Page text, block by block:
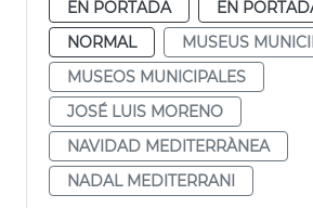
EN PORTADA
EN
NORMAL
MUSEUS
MUSEOS MUNICIPALES
JOSÉ LUIS MORENO
NAVIDAD MEDITERRÀNEA
NADAL MEDITERRANI